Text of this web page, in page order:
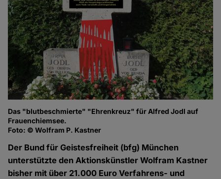
Das "blutbeschmierte" "Ehrenkreuz" für Alfred Jodl auf
Frauenchiemsee.
Foto: © Wolfram P. Kastner
Der Bund für Geistesfreiheit (bfg) München
unterstützte den Aktionskünstler Wolfram Kastner
bisher mit über 21.000 Euro Verfahrens- und